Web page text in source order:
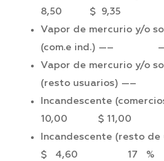
8,50 $ 9,35
Vapor de mercurio y/o
(com.e ind.)
Vapor de mercurio y/o
(resto usuarios)
Incandescente
10,00 $
Incandescente
$ 4,60 17 %